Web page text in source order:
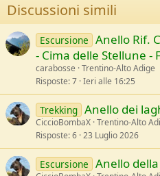
s
:
Discussioni simili
Escursione Anello Rif.
- Cima delle Stellune -
carabosse Trentino-Alto Adige
Risposte 7 Ieri alle 16:25
Trekking Anello dei
CiccioBombaX Trentino-Alto
Risposte 6 23 Luglio 2026
Escursione Anello